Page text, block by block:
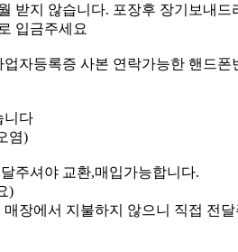
받지 않습니다. 포장후 장기보내
입금주세요
자등록증 사본 연락가능한 핸드폰
니다
염)
주셔야 교환,매입가능합니다.
)
장에서 지불하지 않으니 직접 전